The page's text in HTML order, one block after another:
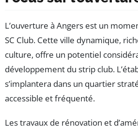
L’ouverture à Angers est un
SC Club. Cette ville dynamique,
culture, offre un potentiel
développement du strip club.
s’implantera dans un quartier
accessible et fréquenté.
Les travaux de rénovation et